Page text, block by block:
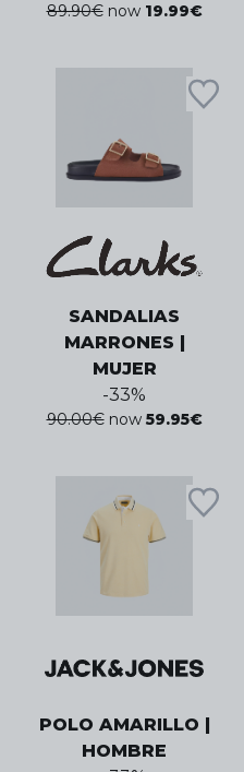
89.90€ now 19.99€
SANDALIAS
MARRONES |
MUJER
-33%
90.00€ now 59.95€
POLO AMARILLO |
HOMBRE